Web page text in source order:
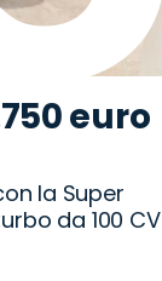
euro
la Super
da 100 CV